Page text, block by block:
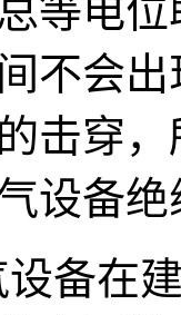
等电
不会
击穿
设备
备在